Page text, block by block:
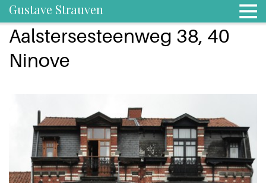
Gustave Strauven
Aalstersesteenweg 38, 40
Ninove